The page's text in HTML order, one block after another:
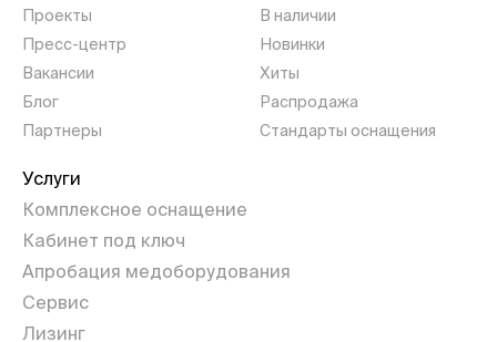
Проекты
Пресс-центр
Вакансии
Блог
Партнеры
В наличии
Новинки
Хиты
Распродажа
Стандарты оснащения
Услуги
Комплексное оснащение
Кабинет под ключ
Апробация медоборудования
Сервис
Лизинг